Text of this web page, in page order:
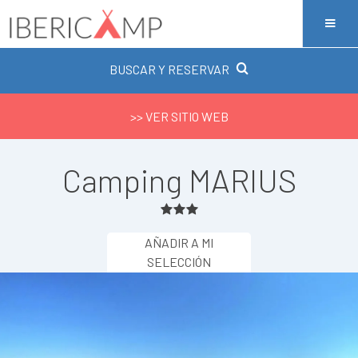
BUSCAR Y RESERVAR
>> VER SITIO WEB
Camping MARIUS
AÑADIR A MI
SELECCIÓN